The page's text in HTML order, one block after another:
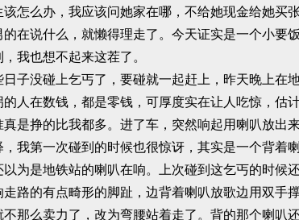
该怎么办，我应该问她家在哪，不给她现金给她买
的在说什么，就懒得理走了。今天证实是一个小要
我也想不起来这茬了。
子没碰上乞丐了，要碰就一起赶上，昨天晚上在
人在数钱，都是零钱，可厚度实在让人吃惊，估
是挣的比我都多。进了车，突然响起用喇叭放出
，我第一次碰到的时候也很惊讶，其实是一个背
为是地铁站的喇叭在响。上次碰到这乞丐的时候
走路的有点畸形的脚趾，边背着喇叭放歌边用双手
不那么卖力了，改为弯腰站着走了。背的那个喇叭